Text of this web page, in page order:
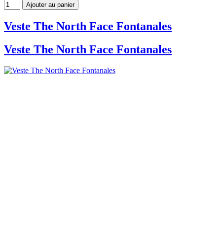
Ajouter au panier
Veste The North Face Fontanales
Veste The North Face Fontanales